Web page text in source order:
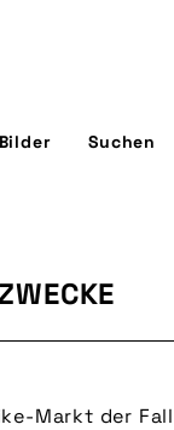
Suchen
Markt der